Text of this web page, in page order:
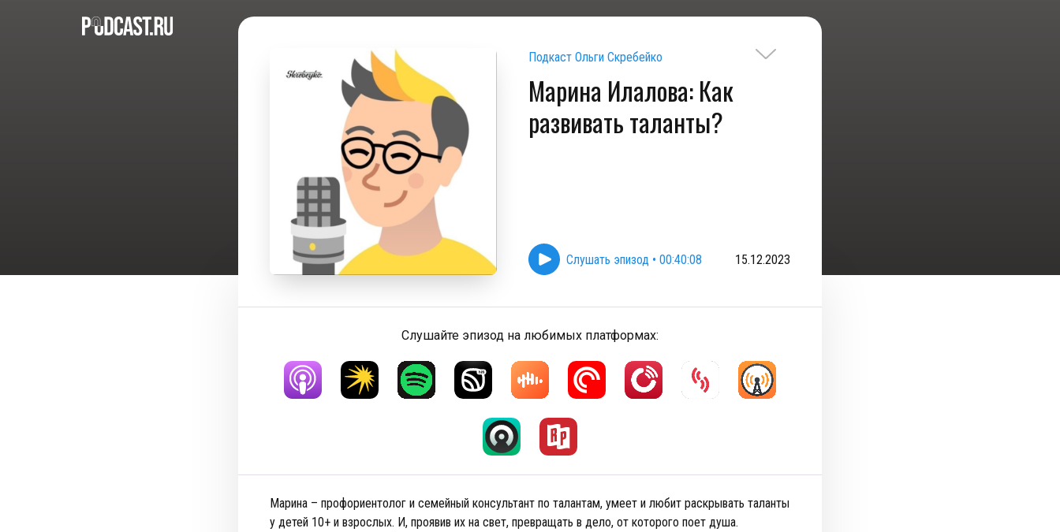
Подкаст Ольги Скребейко
Марина Илалова: Как
развивать таланты?
Слушать эпизод • 00:40:08 15.12.2023
Слушайте эпизод на любимых платформах:
Марина – профориентолог и семейный консультант по талантам, умеет и любит раскрывать таланты
у детей 10+ и взрослых. И, проявив их на свет, превращать в дело, от которого поет душа.